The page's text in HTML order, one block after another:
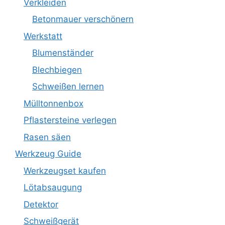
Verkleiden
Betonmauer verschönern
Werkstatt
Blumenständer
Blechbiegen
Schweißen lernen
Mülltonnenbox
Pflastersteine verlegen
Rasen säen
Werkzeug Guide
Werkzeugset kaufen
Lötabsaugung
Detektor
Schweißgerät